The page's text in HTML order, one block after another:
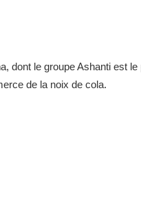
dont le groupe Ashanti est le
de la noix de cola.